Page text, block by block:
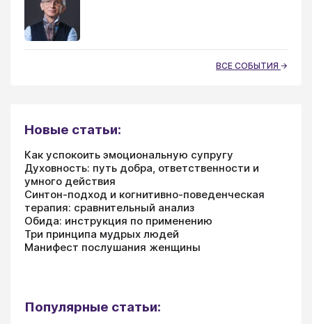
ВСЕ СОБЫТИЯ
Новые статьи:
Как успокоить эмоциональную супругу
Духовность: путь добра, ответственности и
умного действия
Синтон-подход и когнитивно-поведенческая
терапия: сравнительный анализ
Обида: инструкция по применению
Три принципа мудрых людей
Манифест послушания женщины
Популярные статьи: